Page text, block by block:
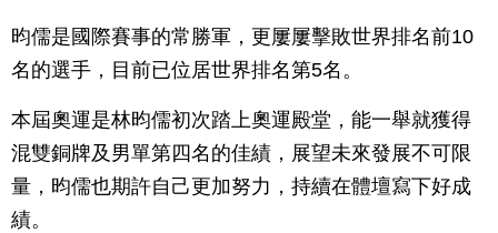
昀儒是國際賽事的常勝軍，更屢屢擊敗世界排名前10
名的選手，目前已位居世界排名第5名。
本屆奧運是林昀儒初次踏上奧運殿堂，能一舉就獲得
混雙銅牌及男單第四名的佳績，展望未來發展不可限
量，昀儒也期許自己更加努力，持續在體壇寫下好成
績。